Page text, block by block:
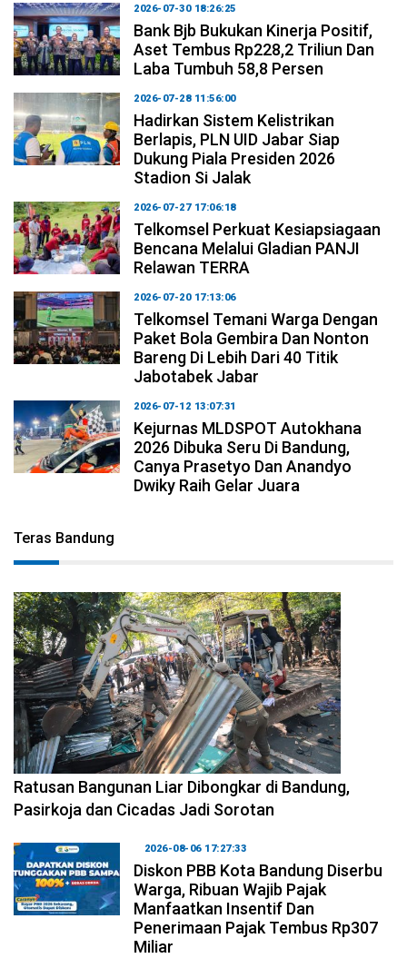
2026-07-30 18:26:25
Bank Bjb Bukukan Kinerja Positif,
Aset Tembus Rp228,2 Triliun Dan
Laba Tumbuh 58,8 Persen
2026-07-28 11:56:00
Hadirkan Sistem Kelistrikan
Berlapis, PLN UID Jabar Siap
Dukung Piala Presiden 2026
Stadion Si Jalak
2026-07-27 17:06:18
Telkomsel Perkuat Kesiapsiagaan
Bencana Melalui Gladian PANJI
Relawan TERRA
2026-07-20 17:13:06
Telkomsel Temani Warga Dengan
Paket Bola Gembira Dan Nonton
Bareng Di Lebih Dari 40 Titik
Jabotabek Jabar
2026-07-12 13:07:31
Kejurnas MLDSPOT Autokhana
2026 Dibuka Seru Di Bandung,
Canya Prasetyo Dan Anandyo
Dwiky Raih Gelar Juara
Teras Bandung
2026-08-06 17:34:08
Ratusan Bangunan Liar Dibongkar di Bandung,
Pasirkoja dan Cicadas Jadi Sorotan
2026-08-06 17:27:33
Diskon PBB Kota Bandung Diserbu
Warga, Ribuan Wajib Pajak
Manfaatkan Insentif Dan
Penerimaan Pajak Tembus Rp307
Miliar